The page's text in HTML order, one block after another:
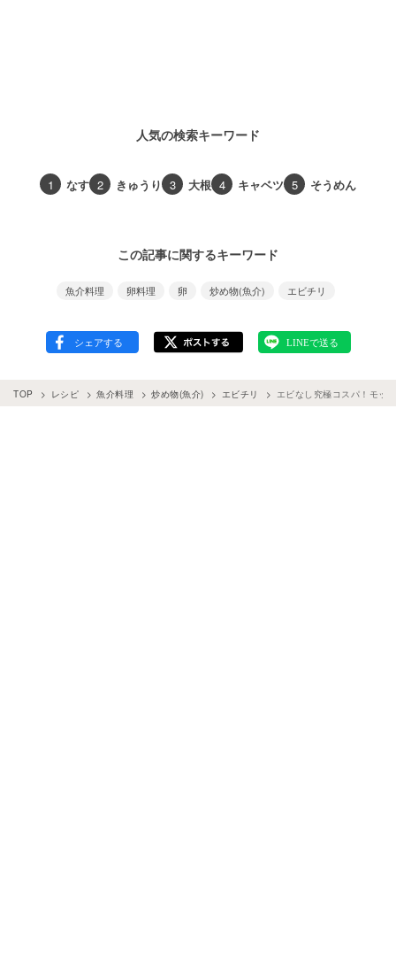
人気の検索キーワード
1 なす 2 きゅうり 3 大根 4 キャベツ 5 そうめん
この記事に関するキーワード
魚介料理 卵料理 卵 炒め物(魚介) エビチリ
TOP レシピ 魚介料理 炒め物(魚介) エビチリ エビなし究極コスパ！モッ